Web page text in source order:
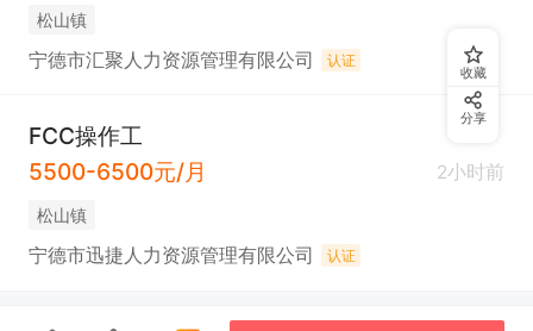
松山镇
宁德市汇聚人力资源管理有限公司 认证
FCC操作工
5500-6500元/月
2小时前
松山镇
宁德市迅捷人力资源管理有限公司 认证
收藏
分享